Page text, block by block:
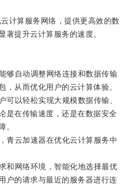
算服务网络，提供更高效的数
著提升云计算服务的速度。
自动调整网络连接和数据传输
，从而优化用户的云计算体验。
以轻松实现大规模数据传输、
是在传输速度，还是在数据安全
。
云加速器在优化云计算服务中
网络环境，智能化地选择最优
户的请求与最近的服务器进行连